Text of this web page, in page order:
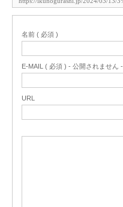
名前 ( 必須 )
E-MAIL ( 必須 ) - 公開されません -
URL